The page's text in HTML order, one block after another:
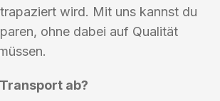
wird. Mit uns kannst du
ohne dabei auf Qualität
ab?